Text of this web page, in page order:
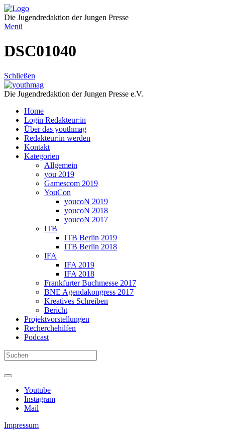
Direkt
zum
Inhalt
Die Jugendredaktion der Jungen Presse
Menü
DSC01040
Schließen
Die Jugendredaktion der Jungen Presse e.V.
Home
Login Redakteur:in
Über das youthmag
Redakteur:in werden
Kontakt
Kategorien
Allgemein
you 2019
Gamescom 2019
YouCon
youcoN 2019
youcoN 2018
youcoN 2017
ITB
ITB Berlin 2019
ITB Berlin 2018
IFA
IFA 2019
IFA 2018
Frankfurter Buchmesse 2017
BNE Agendakongress 2017
Kreatives Schreiben
Bericht
Projektvorstellungen
Recherchehilfen
Podcast
Youtube
Instagram
Mail
Impressum